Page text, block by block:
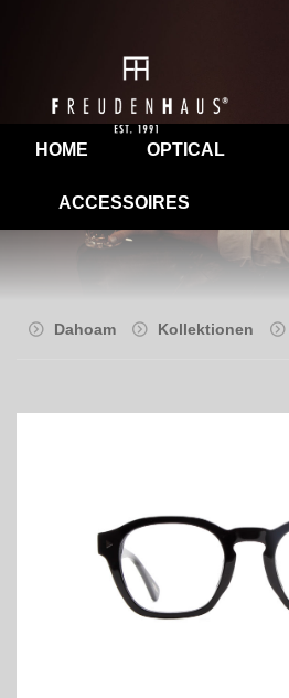
HOME OPTICAL
ACCESSOIRES
Dahoam Kollektionen